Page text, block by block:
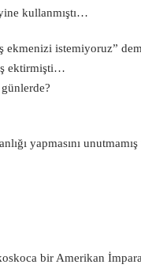
kullanmıştı…
ekmenizi istemiyoruz”
ektirmişti…
yapmasını
bir Amerikan